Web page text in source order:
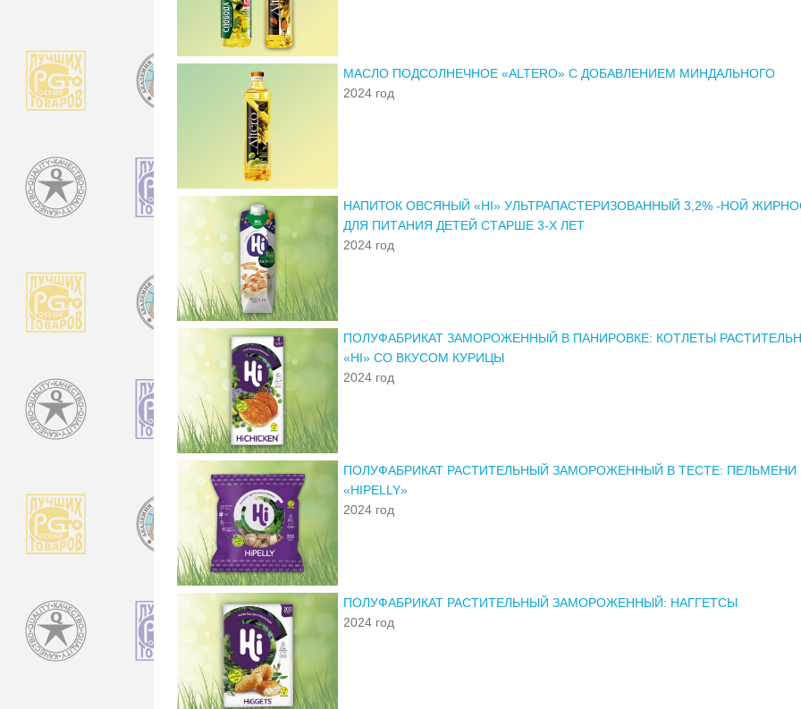
МАСЛО ПОДСОЛНЕЧНОЕ «ALTERO» С ДОБАВЛЕНИЕМ МИНДАЛЬНОГО
2024 год
НАПИТОК ОВСЯНЫЙ «HI» УЛЬТРАПАСТЕРИЗОВАННЫЙ 3,2% -НОЙ
ДЛЯ ПИТАНИЯ ДЕТЕЙ СТАРШЕ 3-Х ЛЕТ
2024 год
ПОЛУФАБРИКАТ ЗАМОРОЖЕННЫЙ В ПАНИРОВКЕ: КОТЛЕТЫ
«HI» СО ВКУСОМ КУРИЦЫ
2024 год
ПОЛУФАБРИКАТ РАСТИТЕЛЬНЫЙ ЗАМОРОЖЕННЫЙ В ТЕСТЕ: ПЕЛЬМЕНИ
«HIPELLY»
2024 год
ПОЛУФАБРИКАТ РАСТИТЕЛЬНЫЙ ЗАМОРОЖЕННЫЙ: НАГГЕТСЫ
2024 год